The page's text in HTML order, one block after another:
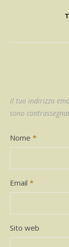
Il tuo indirizzo
sono
Nome *
Email *
Sito web